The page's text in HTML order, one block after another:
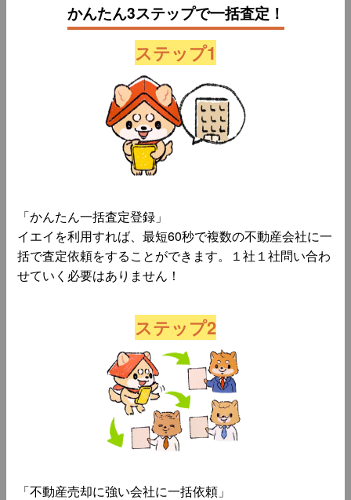
かんたん3ステップで一括査定！
ステップ1
「かんたん一括査定登録」
イエイを利用すれば、最短60秒で複数の不動産会社に一
括で査定依頼をすることができます。１社１社問い合わ
せていく必要はありません！
ステップ2
「不動産売却に強い会社に一括依頼」